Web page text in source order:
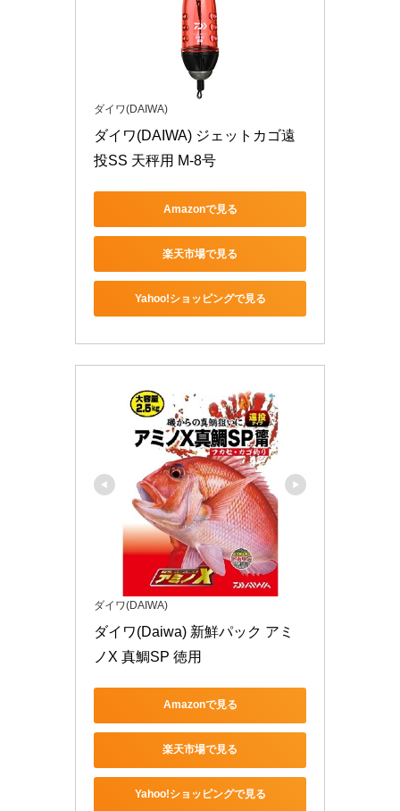
ダイワ(DAIWA)
ダイワ(DAIWA) ジェットカゴ遠
投SS 天秤用 M-8号
Amazonで見る
楽天市場で見る
Yahoo!ショッピングで見る
ダイワ(DAIWA)
ダイワ(Daiwa) 新鮮パック アミ
ノX 真鯛SP 徳用
Amazonで見る
楽天市場で見る
Yahoo!ショッピングで見る